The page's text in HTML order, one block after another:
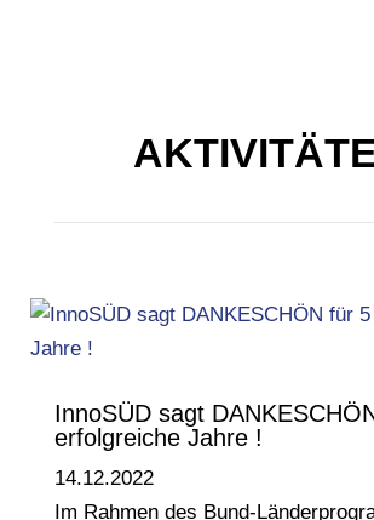
InnoSÜD sagt
erfolgreiche Jahre !
14.12.2022
Im Rahmen des Bund-